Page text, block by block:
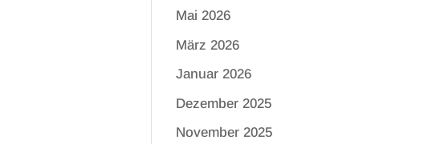
Mai 2026
März 2026
Januar 2026
Dezember 2025
November 2025